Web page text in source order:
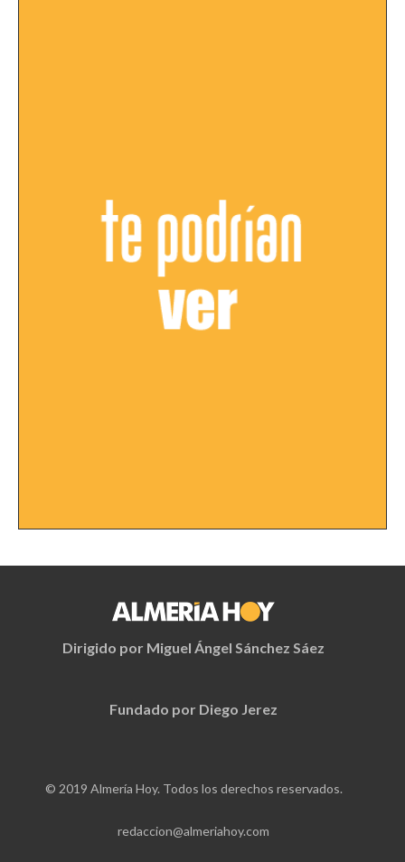
Dirigido por Miguel Ángel Sánchez Sáez
Fundado por Diego Jerez
© 2019 Almería Hoy. Todos los derechos reservados.
redaccion@almeriahoy.com